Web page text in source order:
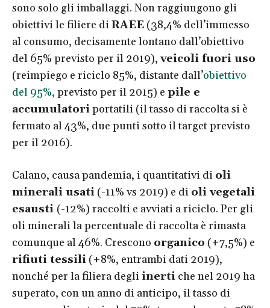
sono solo gli imballaggi. Non raggiungono gli
obiettivi le filiere diRAEE (38,4% dell’immesso
al consumo, decisamente lontano dall’obiettivo
del 65% previsto per il 2019),veicoli fuori uso
(reimpiego e riciclo 85%, distante dall’obiettivo
del 95%, previsto per il 2015) e pile e
accumulatoriportatili (il tasso di raccolta si è
fermato al 43%, due punti sotto il target previsto
per il 2016).
Calano, causa pandemia, i quantitativi di oli
minerali usati (-11% vs 2019) e di oli vegetali
esausti (-12%) raccolti e avviati a riciclo. Per gli
oli minerali la percentuale di raccolta è rimasta
comunque al 46%. Crescono organico (+7,5%) e
rifiuti tessili (+8%, entrambi dati 2019),
nonché per la filiera degliinerti che nel 2019 ha
superato, con un anno di anticipo, il tasso di